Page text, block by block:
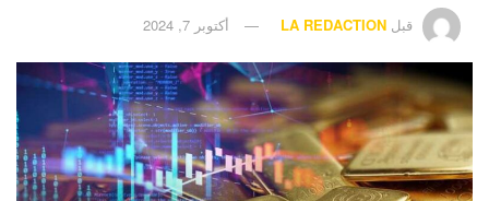
قبل LA REDACTION أكتوبر 7, 2024